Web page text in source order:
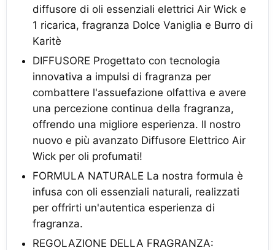
diffusore di oli essenziali elettrici Air Wick e
1 ricarica, fragranza Dolce Vaniglia e Burro di
Karitè
DIFFUSORE Progettato con tecnologia
innovativa a impulsi di fragranza per
combattere l'assuefazione olfattiva e avere
una percezione continua della fragranza,
offrendo una migliore esperienza. Il nostro
nuovo e più avanzato Diffusore Elettrico Air
Wick per oli profumati!
FORMULA NATURALE La nostra formula è
infusa con oli essenziali naturali, realizzati
per offrirti un'autentica esperienza di
fragranza.
REGOLAZIONE DELLA FRAGRANZA: